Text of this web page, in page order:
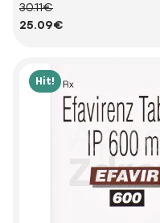
30.11€
25.09€
Hit!